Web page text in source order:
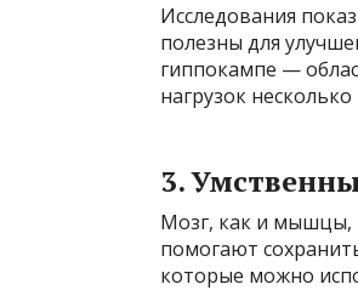
Исследования
полезны для
гиппокампе —
нагрузок
3.
Мозг, как и мышцы,
помогают
которые можно